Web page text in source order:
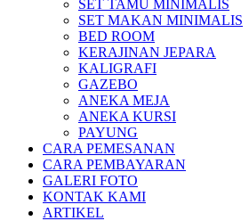
SET TAMU MINIMALIS
SET MAKAN MINIMALIS
BED ROOM
KERAJINAN JEPARA
KALIGRAFI
GAZEBO
ANEKA MEJA
ANEKA KURSI
PAYUNG
CARA PEMESANAN
CARA PEMBAYARAN
GALERI FOTO
KONTAK KAMI
ARTIKEL